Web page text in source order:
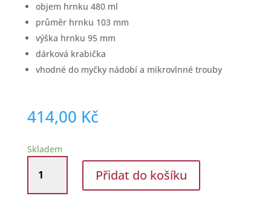
objem hrnku 480 ml
průměr hrnku 103 mm
výška hrnku 95 mm
dárková krabička
vhodné do myčky nádobí a mikrovlnné trouby
414,00 Kč
Skladem
čaj
Přidat do košíku